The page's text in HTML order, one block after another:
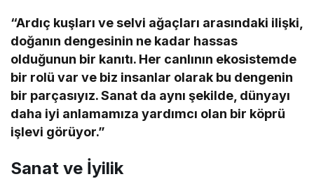
“Ardıç kuşları ve selvi ağaçları arasındaki ilişki,
doğanın dengesinin ne kadar hassas
olduğunun bir kanıtı. Her canlının ekosistemde
bir rolü var ve biz insanlar olarak bu dengenin
bir parçasıyız. Sanat da aynı şekilde, dünyayı
daha iyi anlamamıza yardımcı olan bir köprü
işlevi görüyor.”
Sanat ve İyilik